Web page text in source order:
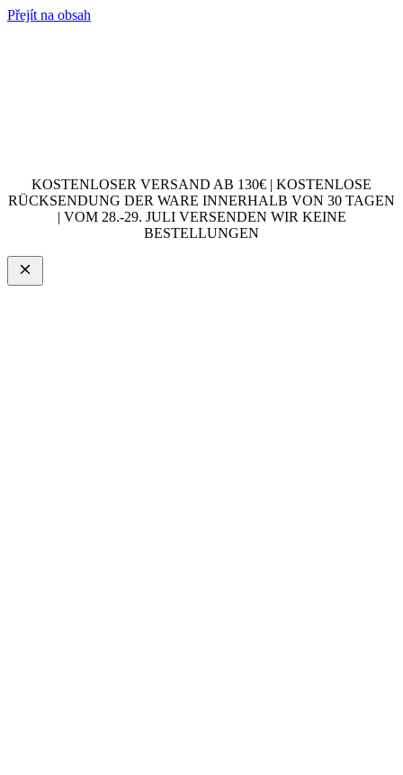
Přejít na obsah
KOSTENLOSER VERSAND AB 130€ | KOSTENLOSE
RÜCKSENDUNG DER WARE INNERHALB VON 30 TAGEN
| VOM 28.-29. JULI VERSENDEN WIR KEINE
BESTELLUNGEN